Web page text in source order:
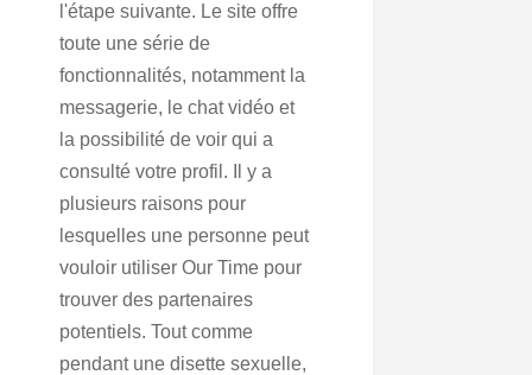
l'étape suivante. Le site offre
toute une série de
fonctionnalités, notamment la
messagerie, le chat vidéo et
la possibilité de voir qui a
consulté votre profil. Il y a
plusieurs raisons pour
lesquelles une personne peut
vouloir utiliser Our Time pour
trouver des partenaires
potentiels. Tout comme
pendant une disette sexuelle,